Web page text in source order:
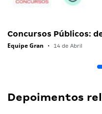
Concursos Públicos:
Equipe Gran • 14 de Abril
Depoimentos